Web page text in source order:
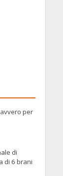
per
di
di 6 brani